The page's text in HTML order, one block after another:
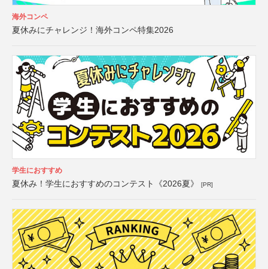
海外コンペ
夏休みにチャレンジ！海外コンペ特集2026
学生におすすめ
夏休み！学生におすすめのコンテスト《2026夏》 [PR]